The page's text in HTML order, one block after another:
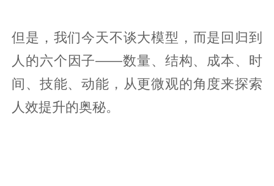
但是，我们今天不谈大模型，而是回归到
人的六个因子——数量、结构、成本、时
间、技能、动能，从更微观的角度来探索
人效提升的奥秘。